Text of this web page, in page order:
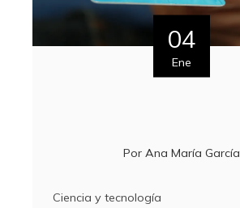
04
Ene
Por Ana María García
Ciencia y tecnología